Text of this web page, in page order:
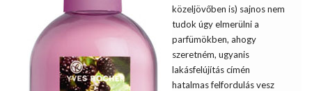
közeljövőben is) sajnos nem
tudok úgy elmerülni a
parfümökben, ahogy
szeretném, ugyanis
lakásfelújítás címén
hatalmas felfordulás vesz